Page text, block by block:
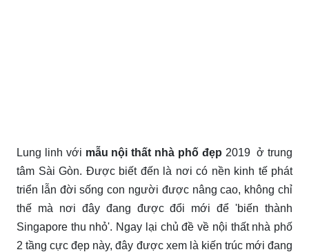
Lung linh với mẫu nội thất nhà phố đẹp 2019 ở trung
tâm Sài Gòn. Được biết đến là nơi có nền kinh tế phát
triển lẫn đời sống con người được nâng cao, không chỉ
thế mà nơi đây đang được đổi mới để 'biến thành
Singapore thu nhỏ'. Ngay lại chủ đề về nội thất nhà phố
2 tầng cực đẹp này, đây được xem là kiến trúc mới đang